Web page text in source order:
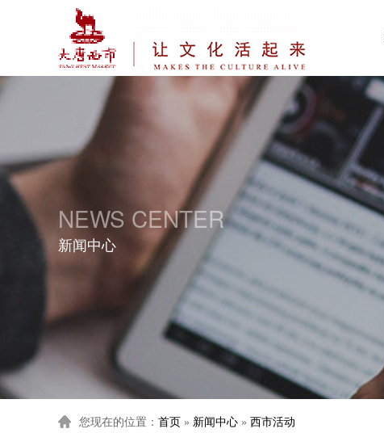
NEWS CENTER
新闻中心
您现在的位置： 首页 » 新闻中心 » 西市活动